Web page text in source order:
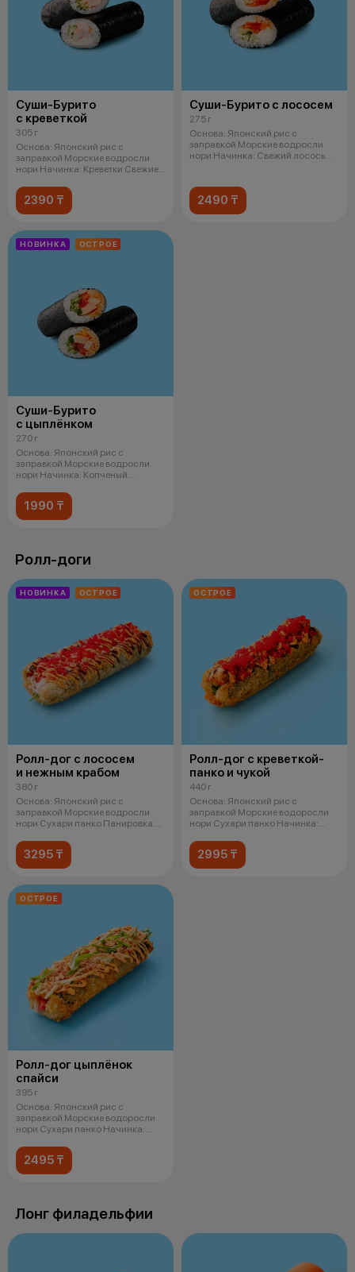
Суши-Бурито
с креветкой
305 г
Основа: Японский рис с
заправкой Морские водросли
нори Начинка: Креветки Свежие
2390 ₸
Суши-Бурито с лососем
275 г
Основа: Японский рис с
заправкой Морские водросли
нори Начинка: Свежий лосось
2490 ₸
НОВИНКА ОСТРОЕ
Суши-Бурито
с цыплёнком
270 г
Основа: Японский рис с
заправкой Морские водросли
нори Начинка: Копченый
1990 ₸
Ролл-доги
НОВИНКА ОСТРОЕ
Ролл-дог с лососем
и нежным крабом
380 г
Основа: Японский рис с
заправкой Морские водросли
нори Сухари панко Панировка:
3295 ₸
ОСТРОЕ
Ролл-дог с креветкой-
панко и чукой
440 г
Основа: Японский рис с
заправкой Морские водоросли
нори Сухари панко Начинка:
2995 ₸
ОСТРОЕ
Ролл-дог цыплёнок
спайси
395 г
Основа: Японский рис с
заправкой Морские водоросли
нори Сухари панко Начинка:
2495 ₸
Лонг филадельфии